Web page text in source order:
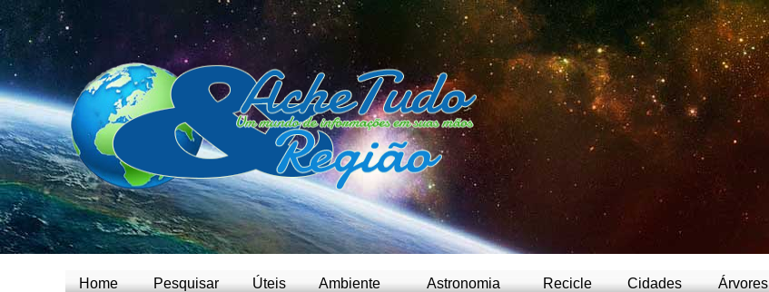
Home
Pesquisar Úteis Ambiente Astronomia Recicle Cidades Árvores